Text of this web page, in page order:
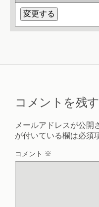
コメントを残す
メールアドレスが公開
が付いている欄は必須
コメント ※